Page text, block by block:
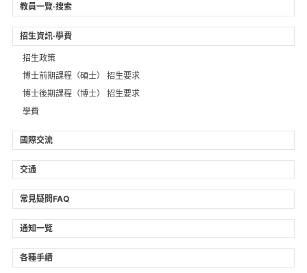
教員一覽·搜索
招生資訊·學費
招生政策
博士前期課程（碩士） 招生要求
博士後期課程（博士） 招生要求
學費
國際交流
交通
常見疑問FAQ
通知一覽
各種手續